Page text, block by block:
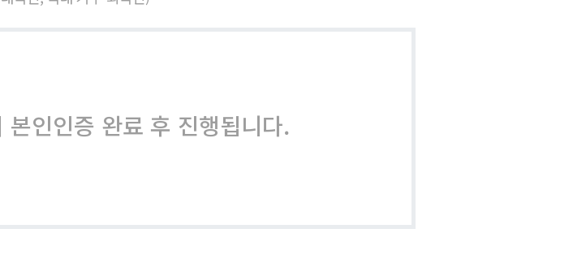
본인인증 완료 후 진행됩니다.